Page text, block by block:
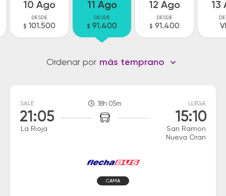
10 Ago
DESDE
$ 101.500
11 Ago
DESDE
$ 91.400
12 Ago
DESDE
$ 91.400
13
Ordenar por más temprano
SALE
21:05
La Rioja
18h 05m LLEGA
15:10
San Ramon
Nueva Oran
CAMA